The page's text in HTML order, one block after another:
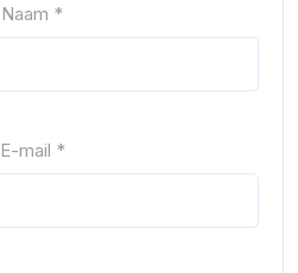
Naam *
E-mail *